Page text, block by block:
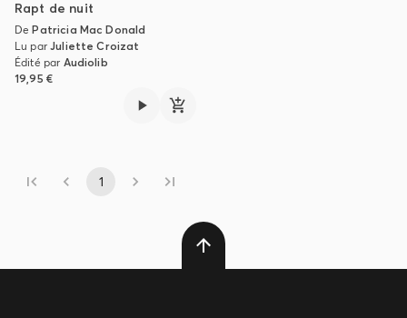
Rapt de nuit
DePatricia Mac Donald
Lu parJuliette Croizat
Édité par Audiolib
19,95 €
1